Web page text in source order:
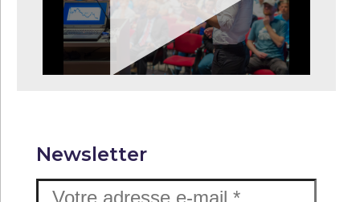
Newsletter